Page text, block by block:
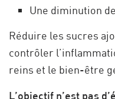
Une diminution
Réduire les sucres
contrôler
reins et le bien-être
L’objectif n’est pas